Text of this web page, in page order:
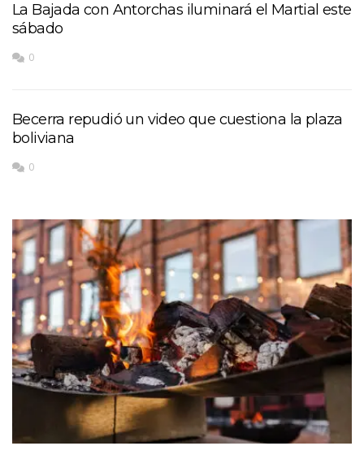
La Bajada con Antorchas iluminará el Martial este
sábado
0
Becerra repudió un video que cuestiona la plaza
boliviana
0